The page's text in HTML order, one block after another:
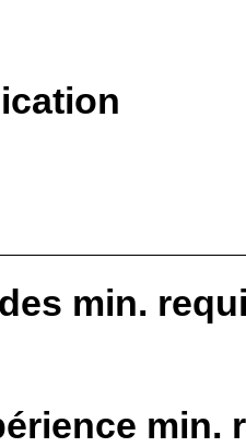
min.
min.